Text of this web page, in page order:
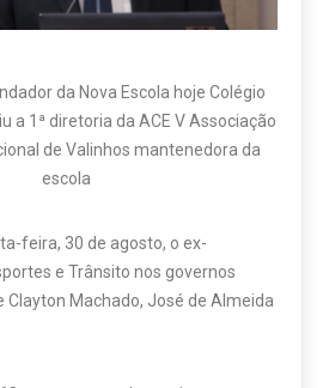
da Nova Escola hoje Colégio
a 1ª diretoria da ACE V Associação
de Valinhos mantenedora da
escola
feira, 30 de agosto, o ex-
e Trânsito nos governos
Machado, José de Almeida